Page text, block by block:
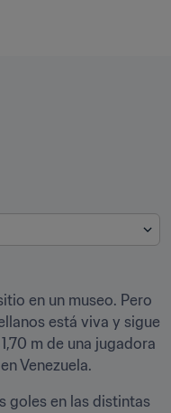
en un museo. Pero
está viva y sigue
m de una jugadora
Venezuela.
goles en las distintas